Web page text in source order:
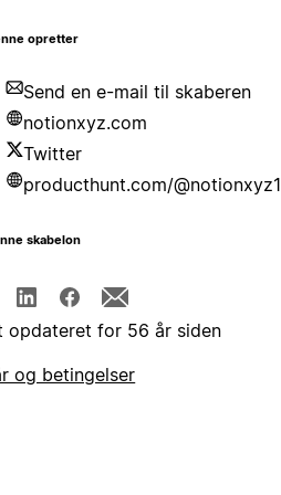
opretter
Send en e-mail til skaberen
notionxyz.com
Twitter
producthunt.com/@notionxyz1
skabelon
opdateret for 56 år siden
og betingelser